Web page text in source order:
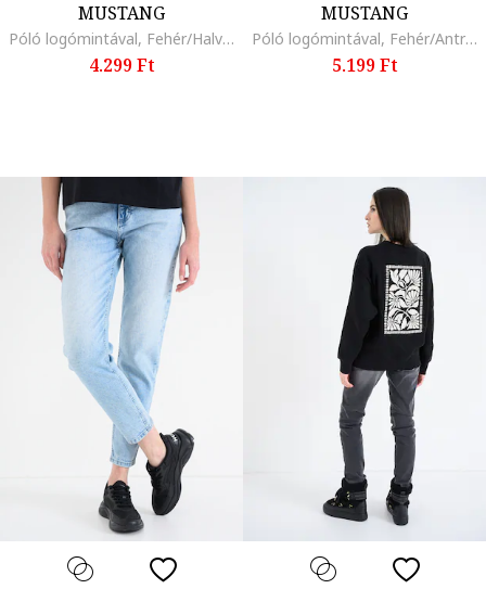
MUSTANG
Póló logómintával, Fehér/Halványpiros
4.299 Ft
MUSTANG
Póló logómintával, Fehér/Antracitszürke
5.199 Ft